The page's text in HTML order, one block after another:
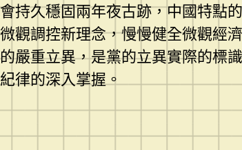
持久穩固兩年夜古跡，中國特點
觀調控新理念，慢慢健全微觀經
嚴重立異，是黨的立異實際的標
律的深入掌握。